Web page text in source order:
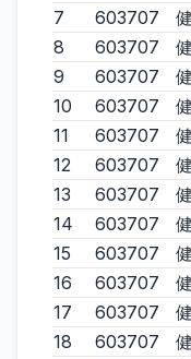
7
603707
8
603707
9
603707
10
603707
11
603707
12
603707
13
603707
14
603707
15
603707
16
603707
17
603707
18
603707